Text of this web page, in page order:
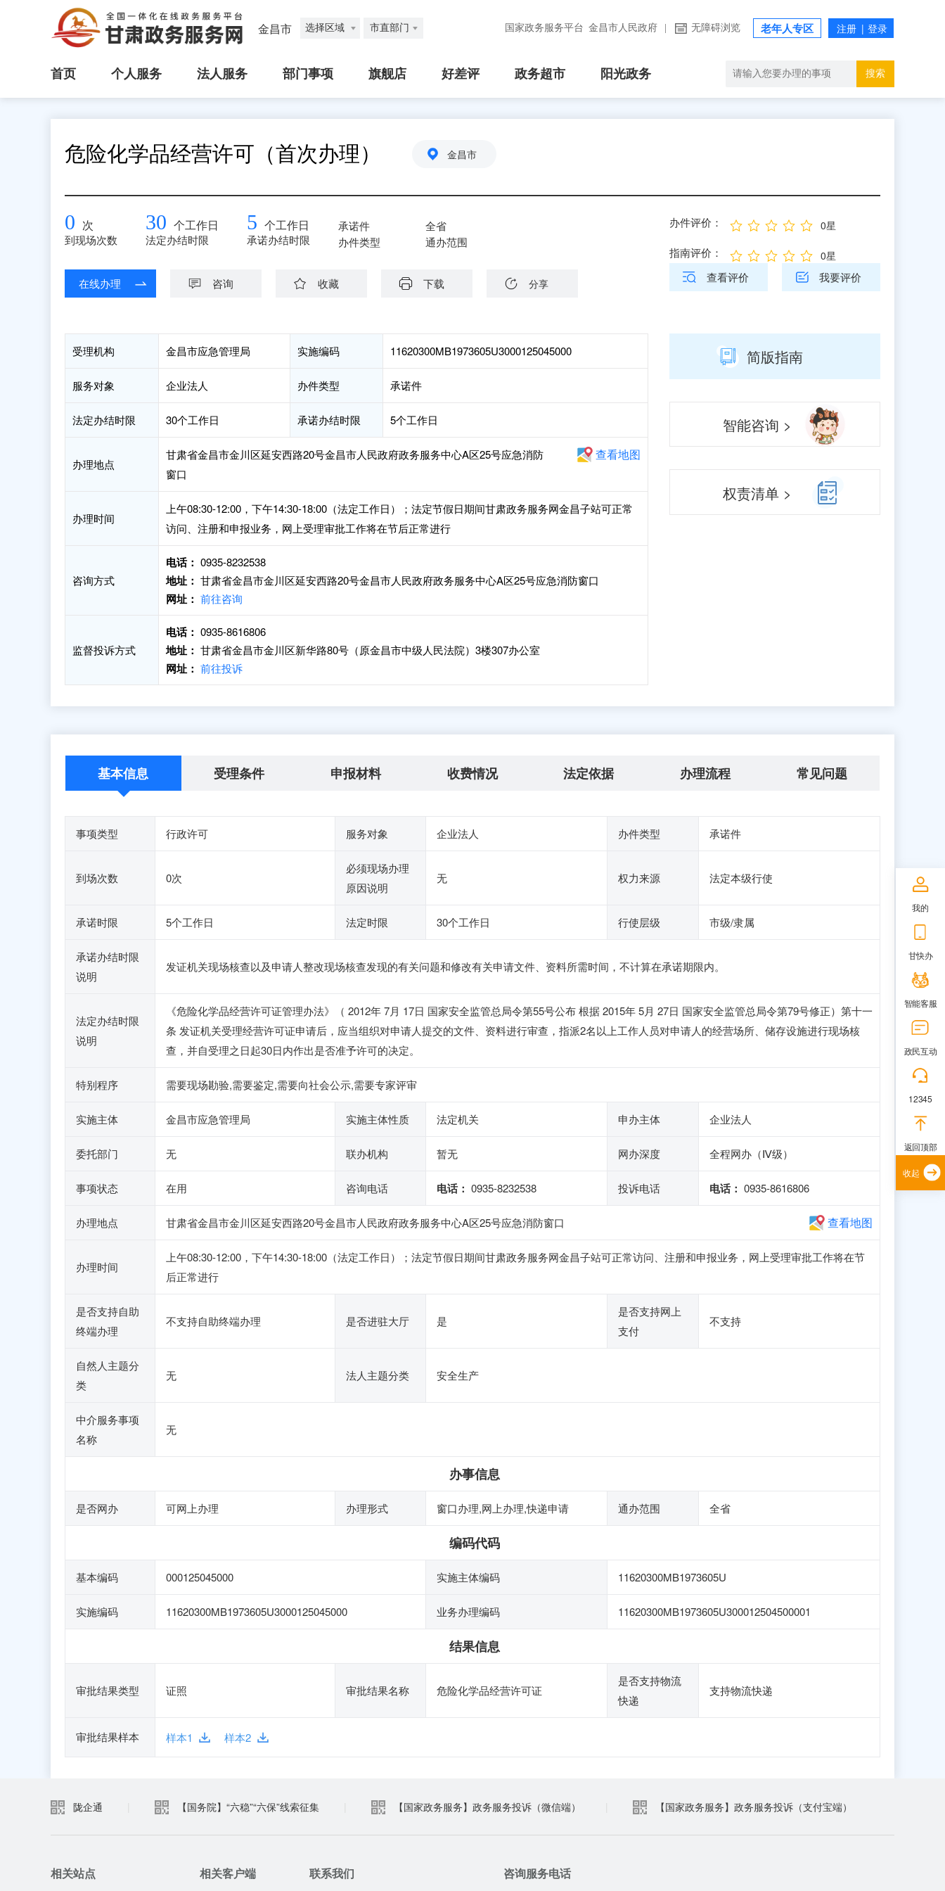
金昌市 选择区域 市直部门 国家政务服务平台 金昌市人民政府 无障碍浏览 老年人专区
首页 个人服务 法人服务 部门事项 旗舰店 好差评 政务超市 阳光政务 搜索
危险化学品经营许可（首次办理） 金昌市
0 次
到现场次数
30 个工作日
法定办结时限
5 个工作日
承诺办结时限
承诺件
办件类型
全省
通办范围
在线办理 咨询 收藏 下载 分享
办件评价： 0星
指南评价： 0星
查看评价 我要评价
受理机构 金昌市应急管理局 实施编码 11620300MB1973605U3000125045000
服务对象 企业法人 办件类型 承诺件
法定办结时限 30个工作日 承诺办结时限 5个工作日
办理地点
甘肃省金昌市金川区延安西路20号金昌市人民政府政务服务中心A区25号应急消防
窗口
查看地图
办理时间
上午08:30-12:00，下午14:30-18:00（法定工作日）；法定节假日期间甘肃政务服务网金昌子站可正常
访问、注册和申报业务，网上受理审批工作将在节后正常进行
咨询方式
电话： 0935-8232538
地址： 甘肃省金昌市金川区延安西路20号金昌市人民政府政务服务中心A区25号应急消防窗口
网址： 前往咨询
监督投诉方式
电话： 0935-8616806
地址： 甘肃省金昌市金川区新华路80号（原金昌市中级人民法院）3楼307办公室
网址： 前往投诉
简版指南
智能咨询 >
权责清单 >
基本信息 受理条件 申报材料 收费情况 法定依据 办理流程 常见问题
事项类型 行政许可 服务对象 企业法人 办件类型 承诺件
到场次数 0次
必须现场办理
原因说明
无 权力来源 法定本级行使
承诺时限 5个工作日 法定时限 30个工作日 行使层级 市级/隶属
承诺办结时限
说明
发证机关现场核查以及申请人整改现场核查发现的有关问题和修改有关申请文件、资料所需时间，不计算在承诺期限内。
法定办结时限
说明
《危险化学品经营许可证管理办法》（ 2012年 7月 17日 国家安全监管总局令第55号公布 根据 2015年 5月 27日 国家安全监管总局令第79号修正）第十一
条 发证机关受理经营许可证申请后，应当组织对申请人提交的文件、资料进行审查，指派2名以上工作人员对申请人的经营场所、储存设施进行现场核
查，并自受理之日起30日内作出是否准予许可的决定。
特别程序 需要现场勘验,需要鉴定,需要向社会公示,需要专家评审
实施主体 金昌市应急管理局 实施主体性质 法定机关 申办主体 企业法人
委托部门 无 联办机构 暂无 网办深度 全程网办（Ⅳ级）
事项状态 在用 咨询电话 电话： 0935-8232538 投诉电话 电话： 0935-8616806
办理地点 甘肃省金昌市金川区延安西路20号金昌市人民政府政务服务中心A区25号应急消防窗口 查看地图
办理时间
上午08:30-12:00，下午14:30-18:00（法定工作日）；法定节假日期间甘肃政务服务网金昌子站可正常访问、注册和申报业务，网上受理审批工作将在节
后正常进行
是否支持自助
终端办理
不支持自助终端办理 是否进驻大厅 是
是否支持网上
支付
不支持
自然人主题分
类
无 法人主题分类 安全生产
中介服务事项
名称
无
办事信息
是否网办 可网上办理 办理形式 窗口办理,网上办理,快递申请 通办范围 全省
编码代码
基本编码 000125045000 实施主体编码 11620300MB1973605U
实施编码 11620300MB1973605U3000125045000 业务办理编码 11620300MB1973605U300012504500001
结果信息
审批结果类型 证照 审批结果名称 危险化学品经营许可证
是否支持物流
快递
支持物流快递
审批结果样本 样本1 样本2
陇企通 【国务院】“六稳”“六保”线索征集 【国家政务服务】政务服务投诉（微信端） 【国家政务服务】政务服务投诉（支付宝端）
相关站点 相关客户端 联系我们 咨询服务电话
我的
甘快办
智能客服
政民互动
12345
返回顶部
收起